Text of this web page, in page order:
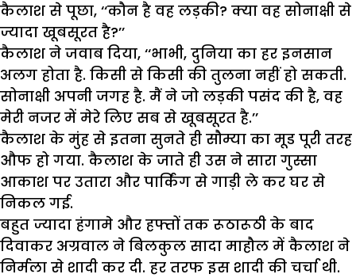
कैलाश से पूछा, ‘‘कौन है वह लड़की? क्या वह सोनाक्षी से
ज्यादा खूबसूरत है?’’
कैलाश ने जवाब दिया, ‘‘भाभी, दुनिया का हर इनसान
अलग होता है. किसी से किसी की तुलना नहीं हो सकती.
सोनाक्षी अपनी जगह है. मैं ने जो लड़की पसंद की है, वह
मेरी नजर में मेरे लिए सब से खूबसूरत है.’’
कैलाश के मुंह से इतना सुनते ही सौम्या का मूड पूरी तरह
औफ हो गया. कैलाश के जाते ही उस ने सारा गुस्सा
आकाश पर उतारा और पार्किंग से गाड़ी ले कर घर से
निकल गई.
बहुत ज्यादा हंगामे और हफ्तों तक रूठारूठी के बाद
दिवाकर अग्रवाल ने बिलकुल सादा माहौल में कैलाश ने
निर्मला से शादी कर दी. हर तरफ इस शादी की चर्चा थी.